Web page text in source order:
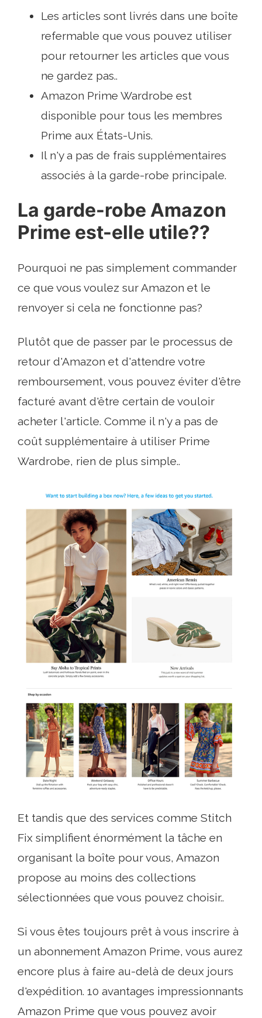
Les articles sont livrés dans une boîte
refermable que vous pouvez utiliser
pour retourner les articles que vous
ne gardez pas..
Amazon Prime Wardrobe est
disponible pour tous les membres
Prime aux États-Unis.
Il n'y a pas de frais supplémentaires
associés à la garde-robe principale.
La garde-robe Amazon
Prime est-elle utile??
Pourquoi ne pas simplement commander
ce que vous voulez sur Amazon et le
renvoyer si cela ne fonctionne pas?
Plutôt que de passer par le processus de
retour d'Amazon et d'attendre votre
remboursement, vous pouvez éviter d'être
facturé avant d'être certain de vouloir
acheter l'article. Comme il n'y a pas de
coût supplémentaire à utiliser Prime
Wardrobe, rien de plus simple..
Et tandis que des services comme Stitch
Fix simplifient énormément la tâche en
organisant la boîte pour vous, Amazon
propose au moins des collections
sélectionnées que vous pouvez choisir..
Si vous êtes toujours prêt à vous inscrire à
un abonnement Amazon Prime, vous aurez
encore plus à faire au-delà de deux jours
d'expédition. 10 avantages impressionnants
Amazon Prime que vous pouvez avoir